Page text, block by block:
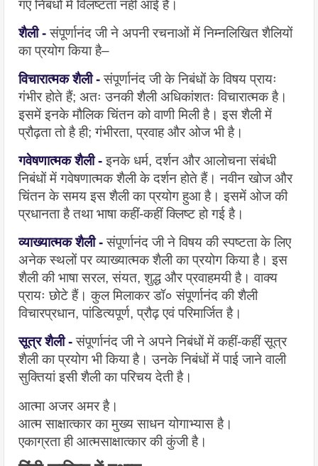
गए निबंधों में विलष्टता नहीं आई है।
शैली - संपूर्णानंद जी ने अपनी रचनाओं में निम्नलिखित शैलियों
का प्रयोग किया है–
विचारात्मक शैली - संपूर्णानंद जी के निबंधों के विषय प्रायः
गंभीर होते हैं; अतः उनकी शैली अधिकांशतः विचारात्मक है।
इसमें इनके मौलिक चिंतन को वाणी मिली है। इस शैली में
प्रौढ़ता तो है ही; गंभीरता, प्रवाह और ओज भी है।
गवेषणात्मक शैली - इनके धर्म, दर्शन और आलोचना संबंधी
निबंधों में गवेषणात्मक शैली के दर्शन होते हैं। नवीन खोज और
चिंतन के समय इस शैली का प्रयोग हुआ है। इसमें ओज की
प्रधानता है तथा भाषा कहीं-कहीं क्लिष्ट हो गई है।
व्याख्यात्मक शैली - संपूर्णानंद जी ने विषय की स्पष्टता के लिए
अनेक स्थलों पर व्याख्यात्मक शैली का प्रयोग किया है। इस
शैली की भाषा सरल, संयत, शुद्ध और प्रवाहमयी है। वाक्य
प्रायः छोटे हैं। कुल मिलाकर डॉ० संपूर्णानंद की शैली
विचारप्रधान, पांडित्यपूर्ण, प्रौढ़ एवं परिमार्जित है।
सूत्र शैली - संपूर्णानंद जी ने अपने निबंधों में कहीं-कहीं सूत्र
शैली का प्रयोग भी किया है। उनके निबंधों में पाई जाने वाली
सुक्तियां इसी शैली का परिचय देती है।
आत्मा अजर अमर है।
आत्म साक्षात्कार का मुख्य साधन योगाभ्यास है।
एकाग्रता ही आत्मसाक्षात्कार की कुंजी है।